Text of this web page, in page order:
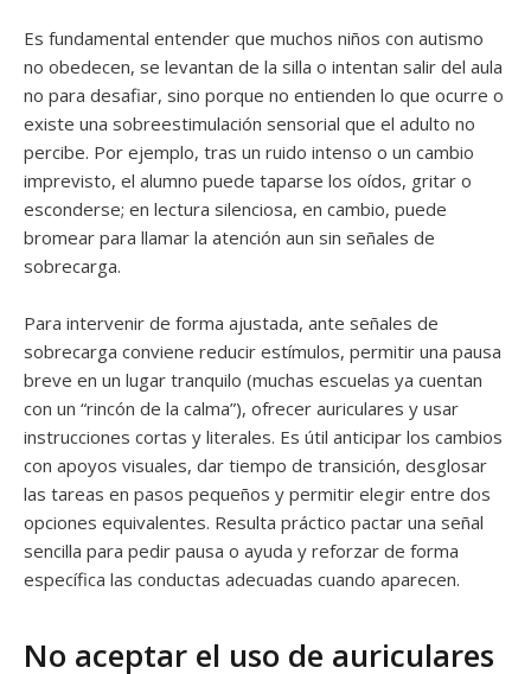
Es fundamental entender que muchos niños con autismo
no obedecen, se levantan de la silla o intentan salir del aula
no para desafiar, sino porque no entienden lo que ocurre o
existe una sobreestimulación sensorial que el adulto no
percibe. Por ejemplo, tras un ruido intenso o un cambio
imprevisto, el alumno puede taparse los oídos, gritar o
esconderse; en lectura silenciosa, en cambio, puede
bromear para llamar la atención aun sin señales de
sobrecarga.
Para intervenir de forma ajustada, ante señales de
sobrecarga conviene reducir estímulos, permitir una pausa
breve en un lugar tranquilo (muchas escuelas ya cuentan
con un “rincón de la calma”), ofrecer auriculares y usar
instrucciones cortas y literales. Es útil anticipar los cambios
con apoyos visuales, dar tiempo de transición, desglosar
las tareas en pasos pequeños y permitir elegir entre dos
opciones equivalentes. Resulta práctico pactar una señal
sencilla para pedir pausa o ayuda y reforzar de forma
específica las conductas adecuadas cuando aparecen.
No aceptar el uso de auriculares